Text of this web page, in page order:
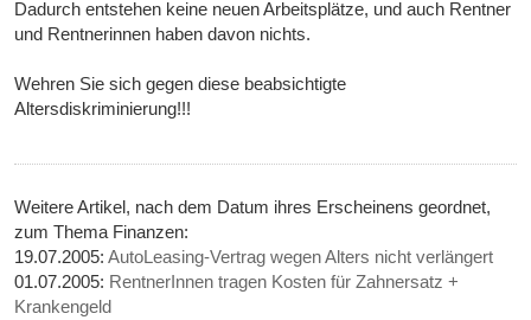
Dadurch entstehen keine neuen Arbeitsplätze, und auch Rentner
und Rentnerinnen haben davon nichts.
Wehren Sie sich gegen diese beabsichtigte
Altersdiskriminierung!!!
Weitere Artikel, nach dem Datum ihres Erscheinens geordnet,
zum Thema Finanzen:
19.07.2005:AutoLeasing-Vertrag wegen Alters nicht verlängert
01.07.2005: RentnerInnen tragen Kosten für Zahnersatz +
Krankengeld